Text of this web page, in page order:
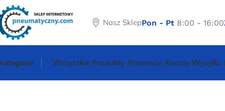
Nasz SklepPon - Pt 8:00 - 16:00
Wszystkie Produkty Promocje Koszty Wysyłki